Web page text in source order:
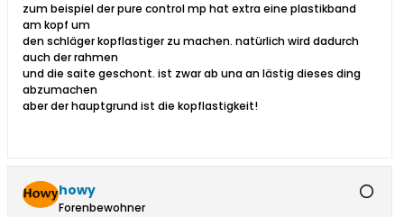
zum beispiel der pure control mp hat extra eine plastikband
am kopf um
den schläger kopflastiger zu machen. natürlich wird dadurch
auch der rahmen
und die saite geschont. ist zwar ab una an lästig dieses ding
abzumachen
aber der hauptgrund ist die kopflastigkeit!
howy
Forenbewohner